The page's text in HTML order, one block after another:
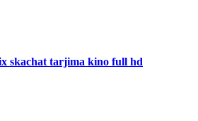
skachat tarjima kino full hd